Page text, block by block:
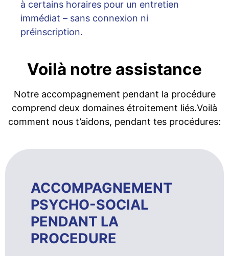
à certains horaires pour un entretien
immédiat – sans connexion ni
préinscription.
Voilà notre assistance
Notre accompagnement pendant la procédure
comprend deux domaines étroitement liés.Voilà
comment nous t’aidons, pendant tes procédures:
ACCOMPAGNEMENT
PSYCHO-SOCIAL
PENDANT LA
PROCEDURE